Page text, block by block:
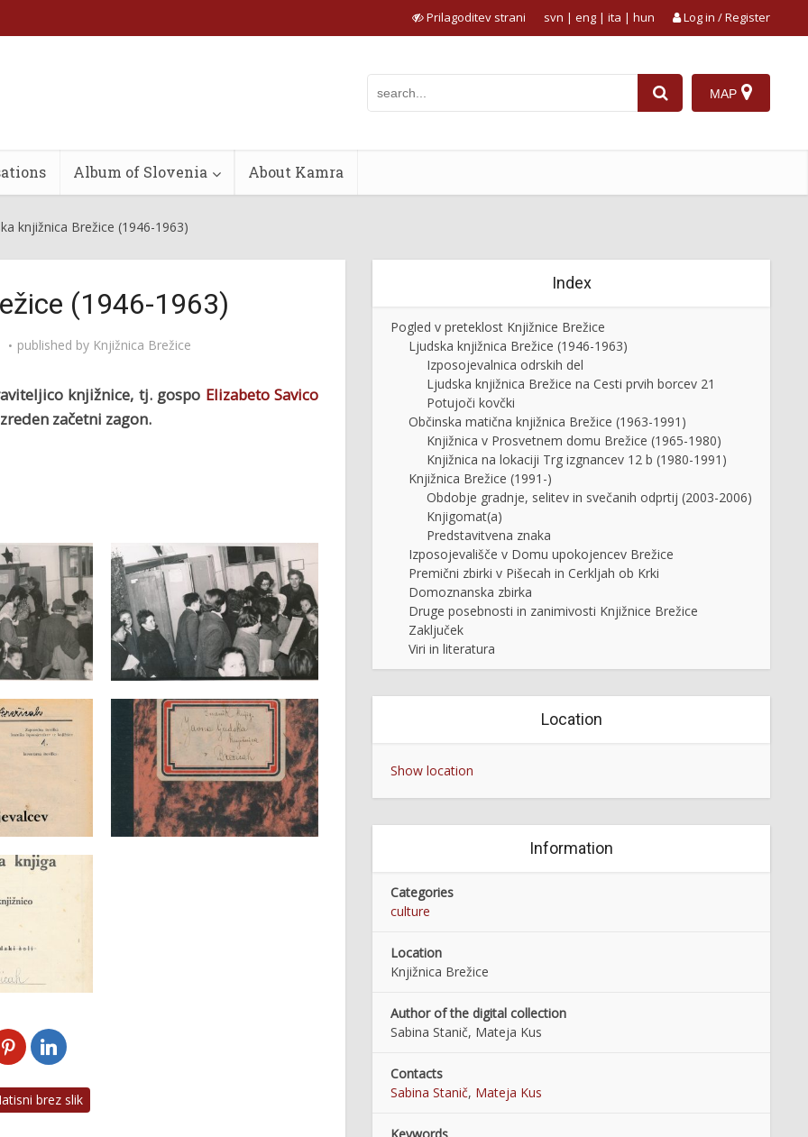
Prilagoditev strani Log in / Register
svn | eng | ita | hun
MAP
Album of Slovenia About Kamra
knjižnica Brežice (1946-1963)
(1946-1963)
published by Knjižnica Brežice
knjižnice, tj. gospo Elizabeto Savico
začetni zagon.
brez slik
Index
Pogled v preteklost Knjižnice Brežice
Ljudska knjižnica Brežice (1946-1963)
Izposojevalnica odrskih del
Ljudska knjižnica Brežice na Cesti prvih borcev 21
Potujoči kovčki
Občinska matična knjižnica Brežice (1963-1991)
Knjižnica v Prosvetnem domu Brežice (1965-1980)
Knjižnica na lokaciji Trg izgnancev 12 b (1980-1991)
Knjižnica Brežice (1991-)
Obdobje gradnje, selitev in svečanih odprtij (2003-2006)
Knjigomat(a)
Predstavitvena znaka
Izposojevališče v Domu upokojencev Brežice
Premični zbirki v Pišecah in Cerkljah ob Krki
Domoznanska zbirka
Druge posebnosti in zanimivosti Knjižnice Brežice
Zaključek
Viri in literatura
Location
Show location
Information
Categories
culture
Location
Knjižnica Brežice
Author of the digital collection
Sabina Stanič, Mateja Kus
Contacts
Sabina Stanič, Mateja Kus